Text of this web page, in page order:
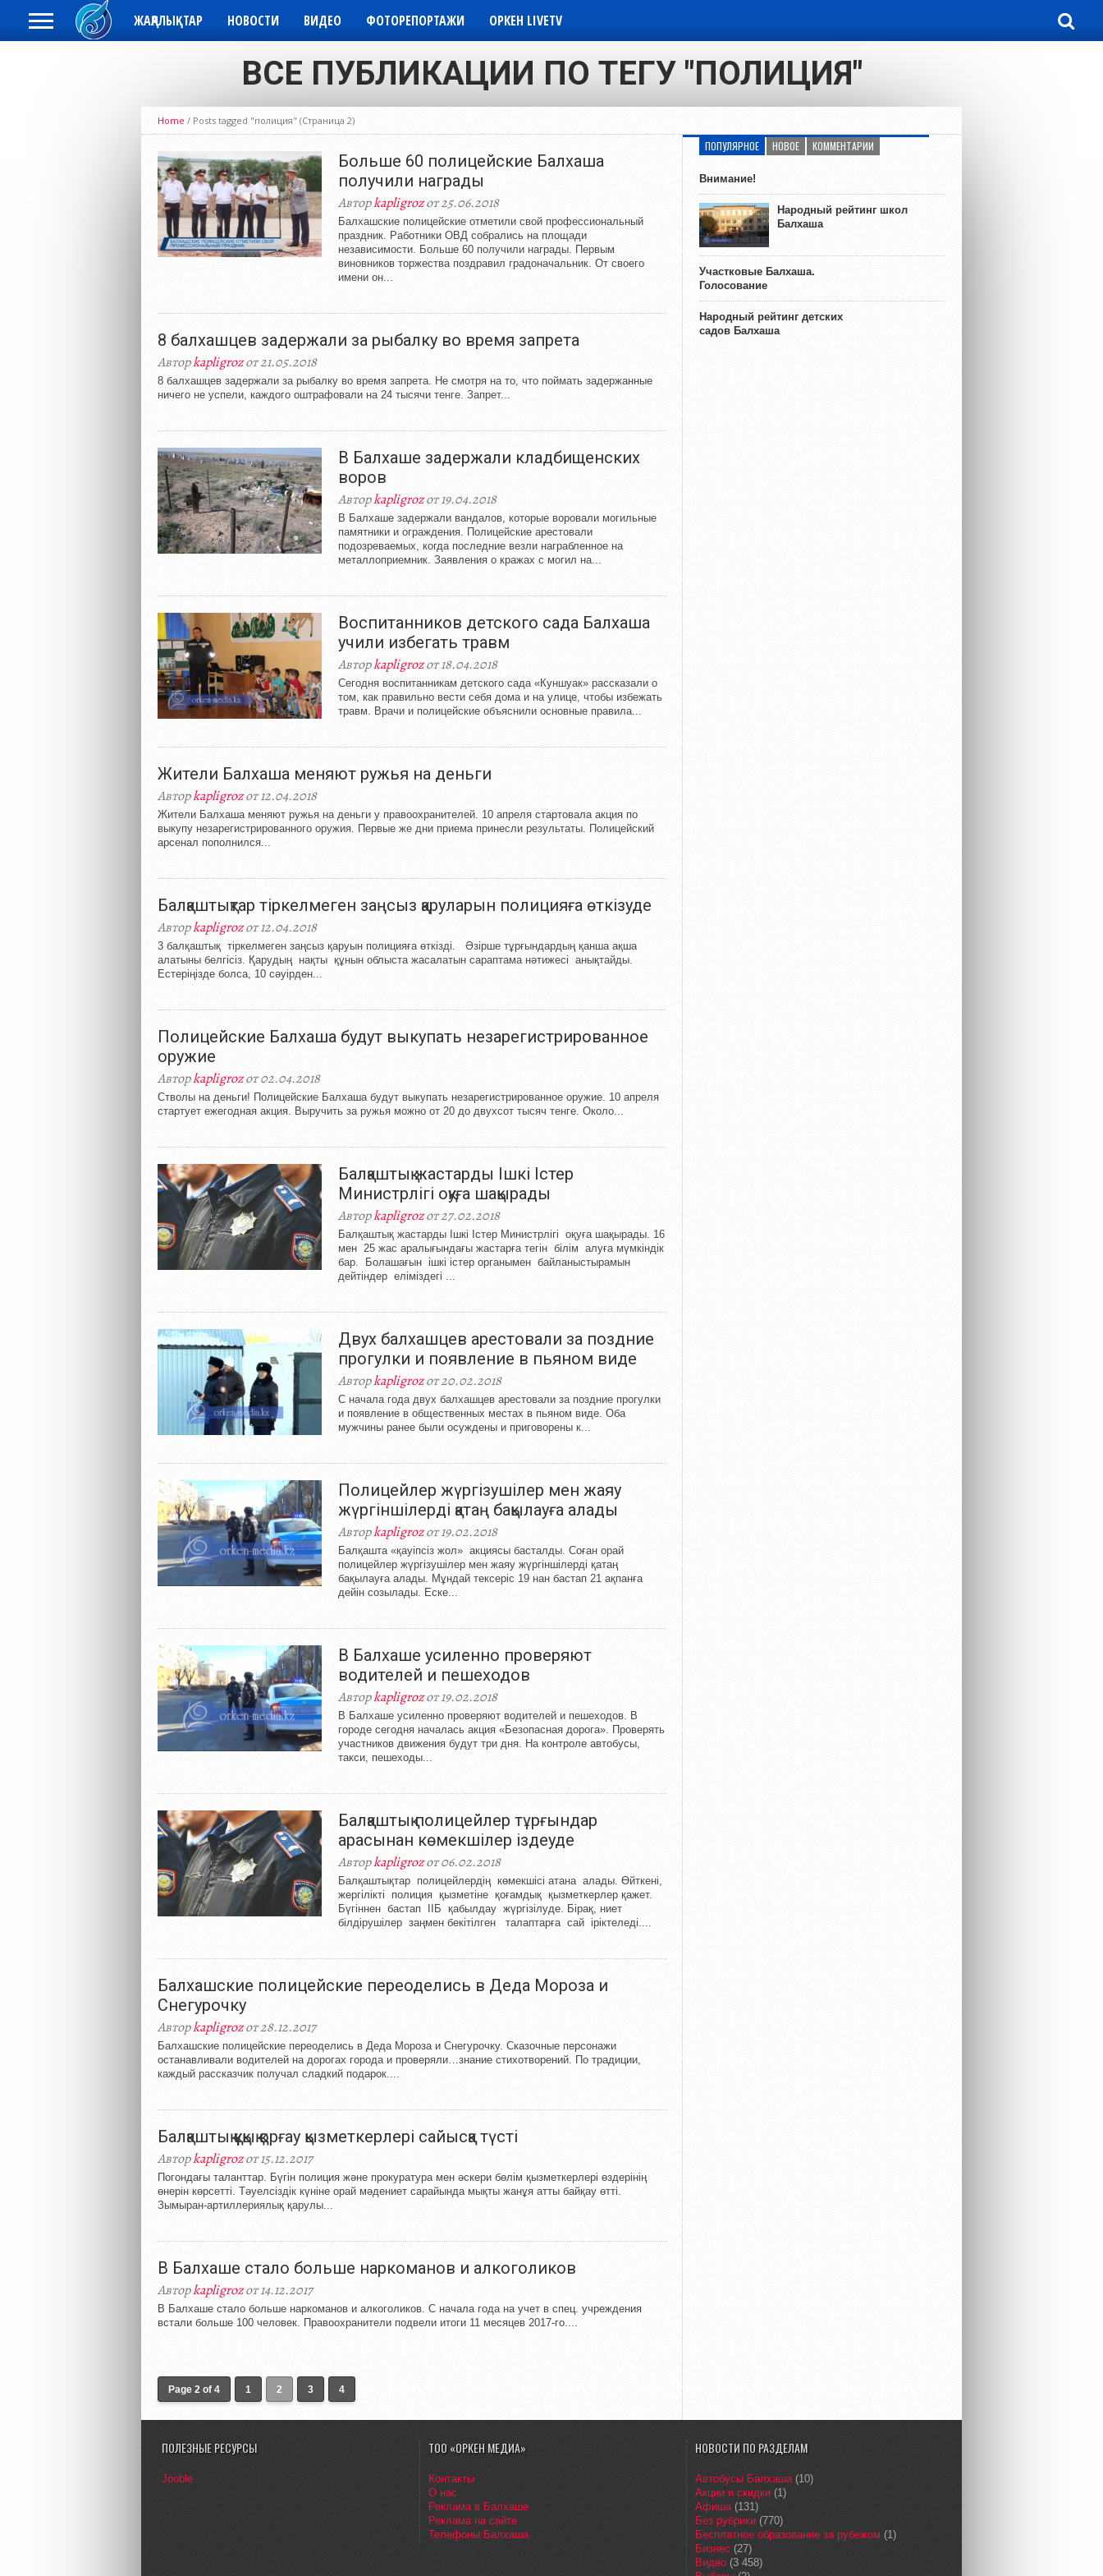
ЖАҢАЛЫҚТАР НОВОСТИ ВИДЕО ФОТОРЕПОРТАЖИ ОРКЕН LIVETV
ВСЕ ПУБЛИКАЦИИ ПО ТЕГУ "ПОЛИЦИЯ"
Home / Posts tagged "полиция" (Страница 2)
Больше 60 полицейские Балхаша
получили награды
Авторkapligrozот 25.06.2018
Балхашские полицейские отметили свой профессиональный
праздник. Работники ОВД собрались на площади
независимости. Больше 60 получили награды. Первым
виновников торжества поздравил градоначальник. От своего
имени он...
8 балхашцев задержали за рыбалку во время запрета
Авторkapligrozот 21.05.2018
8 балхашцев задержали за рыбалку во время запрета. Не смотря на то, что поймать задержанные
ничего не успели, каждого оштрафовали на 24 тысячи тенге. Запрет...
В Балхаше задержали кладбищенских
воров
Авторkapligrozот 19.04.2018
В Балхаше задержали вандалов, которые воровали могильные
памятники и ограждения. Полицейские арестовали
подозреваемых, когда последние везли награбленное на
металлоприемник. Заявления о кражах с могил на...
Воспитанников детского сада Балхаша
учили избегать травм
Авторkapligrozот 18.04.2018
Сегодня воспитанникам детского сада «Куншуак» рассказали о
том, как правильно вести себя дома и на улице, чтобы избежать
травм. Врачи и полицейские объяснили основные правила...
Жители Балхаша меняют ружья на деньги
Авторkapligrozот 12.04.2018
Жители Балхаша меняют ружья на деньги у правоохранителей. 10 апреля стартовала акция по
выкупу незарегистрированного оружия. Первые же дни приема принесли результаты. Полицейский
арсенал пополнился...
Балқаштықтар тіркелмеген заңсыз қаруларын полицияға өткізуде
Авторkapligrozот 12.04.2018
3 балқаштық тіркелмеген заңсыз қаруын полицияға өткізді. Әзірше тұрғындардың қанша ақша
алатыны белгісіз. Қарудың нақты құнын облыста жасалатын сараптама нәтижесі анықтайды.
Естеріңізде болса, 10 сәуірден...
Полицейские Балхаша будут выкупать незарегистрированное
оружие
Авторkapligrozот 02.04.2018
Стволы на деньги! Полицейские Балхаша будут выкупать незарегистрированное оружие. 10 апреля
стартует ежегодная акция. Выручить за ружья можно от 20 до двухсот тысяч тенге. Около...
Балқаштық жастарды Ішкі Істер
Министрлігі оқуға шақырады
Авторkapligrozот 27.02.2018
Балқаштық жастарды Ішкі Істер Министрлігі оқуға шақырады. 16
мен 25 жас аралығындағы жастарға тегін білім алуға мүмкіндік
бар. Болашағын ішкі істер органымен байланыстырамын
дейтіндер еліміздегі ...
Двух балхашцев арестовали за поздние
прогулки и появление в пьяном виде
Авторkapligrozот 20.02.2018
С начала года двух балхашцев арестовали за поздние прогулки
и появление в общественных местах в пьяном виде. Оба
мужчины ранее были осуждены и приговорены к...
Полицейлер жүргізушілер мен жаяу
жүргіншілерді қатаң бақылауға алады
Авторkapligrozот 19.02.2018
Балқашта «қауіпсіз жол» акциясы басталды. Соған орай
полицейлер жүргізушілер мен жаяу жүргіншілерді қатаң
бақылауға алады. Мұндай тексеріс 19 нан бастап 21 ақпанға
дейін созылады. Еске...
В Балхаше усиленно проверяют
водителей и пешеходов
Авторkapligrozот 19.02.2018
В Балхаше усиленно проверяют водителей и пешеходов. В
городе сегодня началась акция «Безопасная дорога». Проверять
участников движения будут три дня. На контроле автобусы,
такси, пешеходы...
Балқаштық полицейлер тұрғындар
арасынан көмекшілер іздеуде
Авторkapligrozот 06.02.2018
Балқаштықтар полицейлердің көмекшісі атана алады. Өйткені,
жергілікті полиция қызметіне қоғамдық қызметкерлер қажет.
Бүгіннен бастап ІІБ қабылдау жүргізілуде. Бірақ, ниет
білдірушілер заңмен бекітілген талаптарға сай іріктеледі....
Балхашские полицейские переоделись в Деда Мороза и
Снегурочку
Авторkapligrozот 28.12.2017
Балхашские полицейские переоделись в Деда Мороза и Снегурочку. Сказочные персонажи
останавливали водителей на дорогах города и проверяли…знание стихотворений. По традиции,
каждый рассказчик получал сладкий подарок....
Балқаштық құқық қорғау қызметкерлері сайысқа түсті
Авторkapligrozот 15.12.2017
Погондағы таланттар. Бүгін полиция және прокуратура мен әскери бөлім қызметкерлері өздерінің
өнерін көрсетті. Тәуелсіздік күніне орай мәдениет сарайында мықты жанұя атты байқау өтті.
Зымыран-артиллериялық қарулы...
В Балхаше стало больше наркоманов и алкоголиков
Авторkapligrozот 14.12.2017
В Балхаше стало больше наркоманов и алкоголиков. С начала года на учет в спец. учреждения
встали больше 100 человек. Правоохранители подвели итоги 11 месяцев 2017-го....
Page 2 of 4 1 2 3 4
ПОПУЛЯРНОЕ НОВОЕ КОММЕНТАРИИ
Внимание!
Народный рейтинг школ
Балхаша
Участковые Балхаша.
Голосование
Народный рейтинг детских
садов Балхаша
ПОЛЕЗНЫЕ РЕСУРСЫ
Jooble
ТОО «ОРКЕН МЕДИА»
Контакты
О нас
Реклама в Балхаше
Реклама на сайте
Телефоны Балхаша
НОВОСТИ ПО РАЗДЕЛАМ
Автобусы Балхаша(10)
Акции и скидки (1)
Афиша(131)
Без рубрики (770)
Бесплатное образование за рубежом (1)
Бизнес (27)
Видео (3 458)